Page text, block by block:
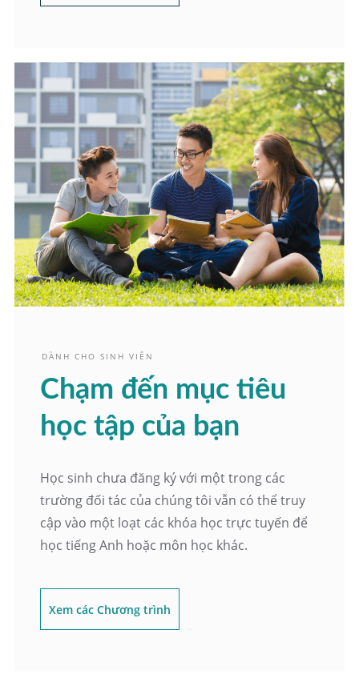
DÀNH CHO SINH VIÊN
Chạm đến mục tiêu
học tập của bạn
Học sinh chưa đăng ký với một trong các
trường đối tác của chúng tôi vẫn có thể truy
cập vào một loạt các khóa học trực tuyến để
học tiếng Anh hoặc môn học khác.
Xem các Chương trình